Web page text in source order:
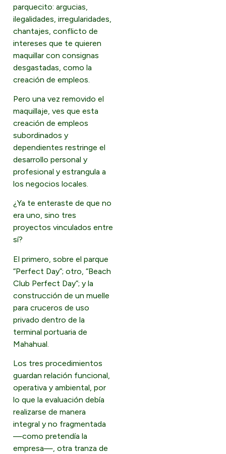
parquecito: argucias,
ilegalidades, irregularidades,
chantajes, conflicto de
intereses que te quieren
maquillar con consignas
desgastadas, como la
creación de empleos.
Pero una vez removido el
maquillaje, ves que esta
creación de empleos
subordinados y
dependientes restringe el
desarrollo personal y
profesional y estrangula a
los negocios locales.
¿Ya te enteraste de que no
era uno, sino tres
proyectos vinculados entre
sí?
El primero, sobre el parque
“Perfect Day”; otro, “Beach
Club Perfect Day”; y la
construcción de un muelle
para cruceros de uso
privado dentro de la
terminal portuaria de
Mahahual.
Los tres procedimientos
guardan relación funcional,
operativa y ambiental, por
lo que la evaluación debía
realizarse de manera
integral y no fragmentada
—como pretendía la
empresa—, otra tranza de